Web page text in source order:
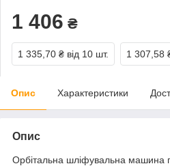
1 406 ₴
1 335,70 ₴ від 10 шт. 1 307,58
Опис Характеристики
Опис
Орбітальна шліфувальна машина